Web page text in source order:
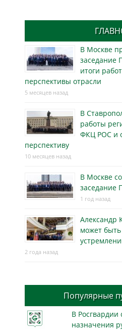
В Москве
заседание
итоги
перспективы отрасли
5 месяцев назад
В
работы
ФКЦ РОС и
перспективу
10 месяцев назад
В Москве
заседание
1 год назад
Александр
может
2 года назад
Популярные
В Росгвардии
назначения